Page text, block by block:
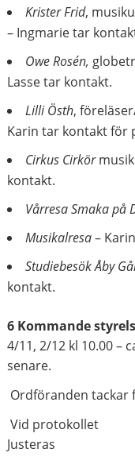
Krister Frid,
– Ingmarie tar
Owe Rosén,
Lasse tar kontakt.
Lilli Östh,
Karin tar kontakt för
Cirkus Cirkör
kontakt.
Vårresa Smaka på
Musikalresa–
Studiebesök Åby
kontakt.
6 Kommande
4/11, 2/12 kl 10.00 –
senare.
Ordföranden tackar
Vid
Justeras